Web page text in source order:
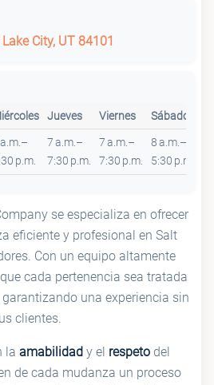
City, UT 84101
Jueves Viernes Sábado
p.m.
7 a.m.–
7:30 p.m.
7 a.m.–
7:30 p.m.
8 a.m.–
5:30 p.m.
se especializa en ofrecer
eficiente y profesional en Salt
Con un equipo altamente
cada pertenencia sea tratada
una experiencia sin
clientes.
la amabilidad y el respeto del
de cada mudanza un proceso